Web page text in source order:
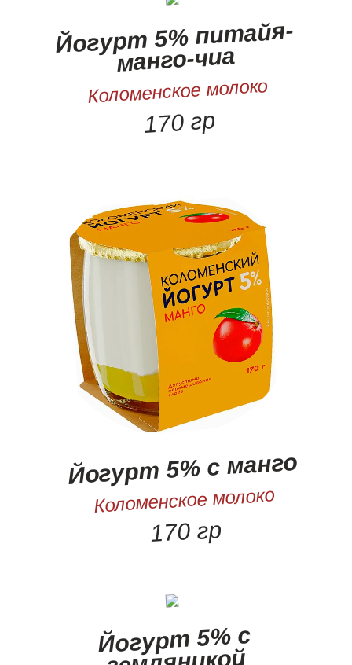
Йогурт 5% питайя-
манго-чиа
Коломенское молоко
170 гр
Йогурт 5% с манго
Коломенское молоко
170 гр
Йогурт 5% с